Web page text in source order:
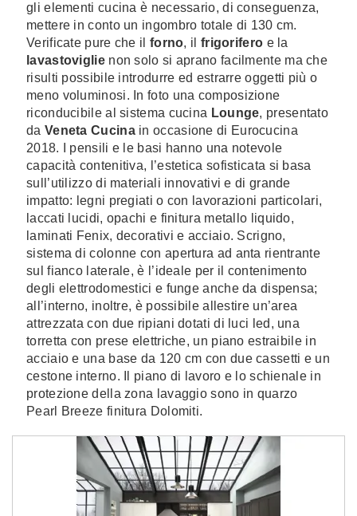
gli elementi cucina è necessario, di conseguenza,
mettere in conto un ingombro totale di 130 cm.
Verificate pure che il forno, il frigorifero e la
lavastoviglienon solo si aprano facilmente ma che
risulti possibile introdurre ed estrarre oggetti più o
meno voluminosi. In foto una composizione
riconducibile al sistema cucina Lounge, presentato
da Veneta Cucinain occasione di Eurocucina
2018. I pensili e le basi hanno una notevole
capacità contenitiva, l’estetica sofisticata si basa
sull’utilizzo di materiali innovativi e di grande
impatto: legni pregiati o con lavorazioni particolari,
laccati lucidi, opachi e finitura metallo liquido,
laminati Fenix, decorativi e acciaio. Scrigno,
sistema di colonne con apertura ad anta rientrante
sul fianco laterale, è l’ideale per il contenimento
degli elettrodomestici e funge anche da dispensa;
all’interno, inoltre, è possibile allestire un’area
attrezzata con due ripiani dotati di luci led, una
torretta con prese elettriche, un piano estraibile in
acciaio e una base da 120 cm con due cassetti e un
cestone interno. Il piano di lavoro e lo schienale in
protezione della zona lavaggio sono in quarzo
Pearl Breeze finitura Dolomiti.